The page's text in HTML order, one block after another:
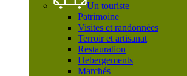
Un touriste
Patrimoine
Visites et randonnées
Terroir et artisanat
Restauration
Hebergements
Marchés